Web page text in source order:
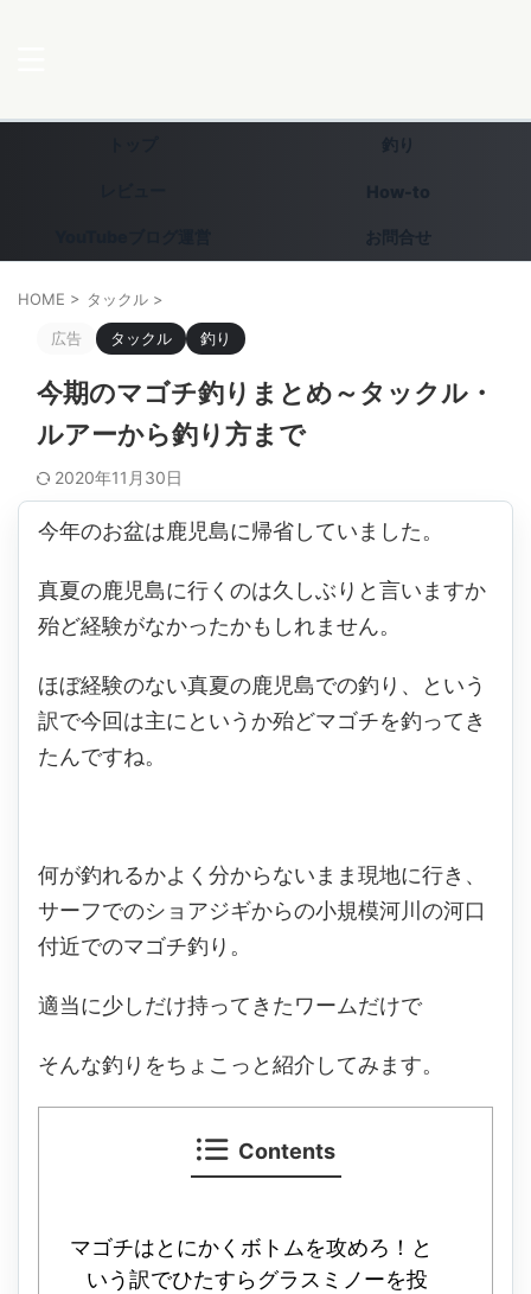
釣り
How-to
お問合せ
HOME > タックル >
広告 タックル 釣り
今期のマゴチ釣りまとめ～タックル・
ルアーから釣り方まで
2020年11月30日
今年のお盆は鹿児島に帰省していました。
真夏の鹿児島に行くのは久しぶりと言いますか
殆ど経験がなかったかもしれません。
ほぼ経験のない真夏の鹿児島での釣り、という
訳で今回は主にというか殆どマゴチを釣ってき
たんですね。
何が釣れるかよく分からないまま現地に行き、
サーフでのショアジギからの小規模河川の河口
付近でのマゴチ釣り。
適当に少しだけ持ってきたワームだけで
そんな釣りをちょこっと紹介してみます。
Contents
マゴチはとにかくボトムを攻めろ！と
いう訳でひたすらグラスミノーを投